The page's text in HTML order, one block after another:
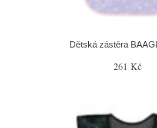
Dětská zástěra
261 Kč